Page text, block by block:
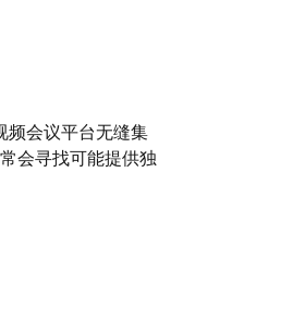
频会议平台无缝集
会寻找可能提供独